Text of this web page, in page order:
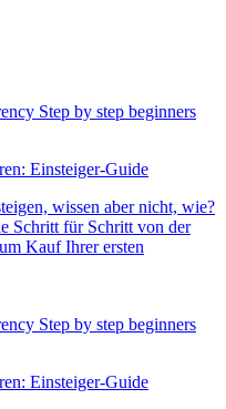
Einsteiger-Guide
wissen aber nicht, wie?
Schritt für Schritt von der
Kauf Ihrer ersten
Einsteiger-Guide